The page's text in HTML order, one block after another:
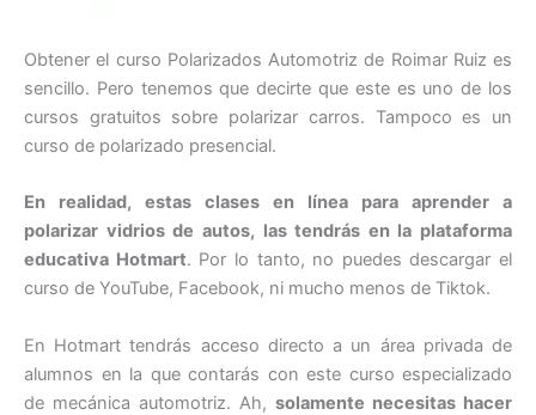
Obtener el curso Polarizados Automotriz de Roimar Ruiz es
sencillo. Pero tenemos que decirte que este es uno de los
cursos gratuitos sobre polarizar carros. Tampoco es un
curso de polarizado presencial.
En realidad, estas clases en línea para aprender a
polarizar vidrios de autos, las tendrás en la plataforma
educativa Hotmart. Por lo tanto, no puedes descargar el
curso de YouTube, Facebook, ni mucho menos de Tiktok.
En Hotmart tendrás acceso directo a un área privada de
alumnos en la que contarás con este curso especializado
de mecánica automotriz. Ah, solamente necesitas hacer